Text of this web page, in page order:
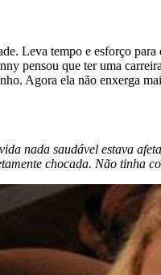
Leva tempo e esforço
pensou que ter uma
Agora ela não enxerga
nada saudável estava
chocada. Não tinha